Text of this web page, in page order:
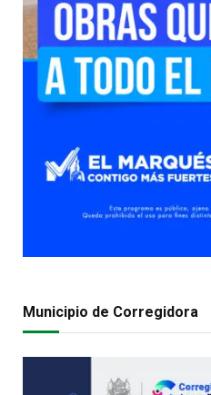
Municipio de Corregidora